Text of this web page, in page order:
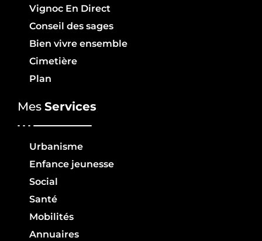
Vignoc En Direct
Conseil des sages
Bien vivre ensemble
Cimetière
Plan
Mes Services
Urbanisme
Enfance jeunesse
Social
Santé
Mobilités
Annuaires